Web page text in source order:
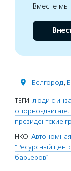
Вместе мы
Белгород,
ТЕГИ: люди с
опорно-
президентские
НКО:
"Ресурсный
барьеров"